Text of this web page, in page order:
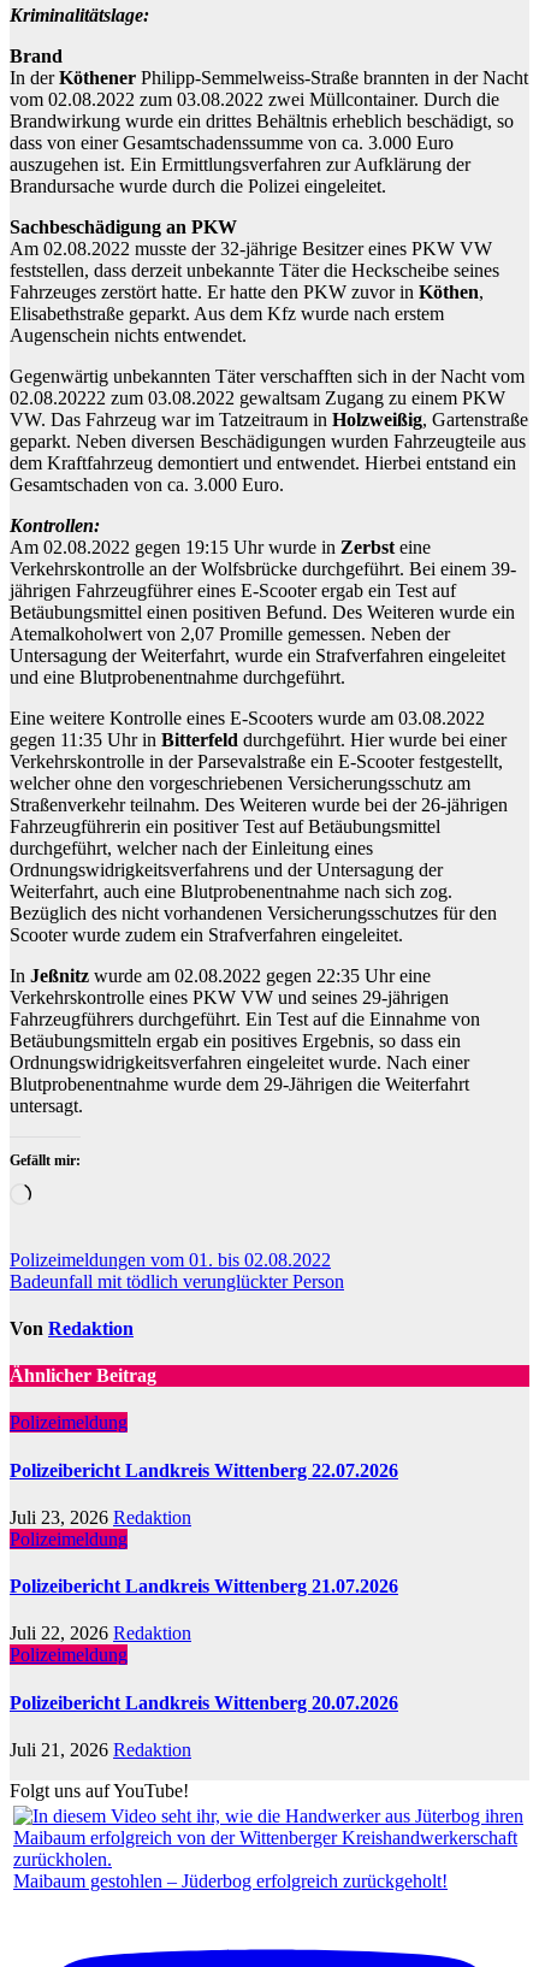
Kriminalitätslage:
Brand
In derKöthener Philipp-Semmelweiss-Straße brannten in der Nacht
vom 02.08.2022 zum 03.08.2022 zwei Müllcontainer. Durch die
Brandwirkung wurde ein drittes Behältnis erheblich beschädigt, so
dass von einer Gesamtschadenssumme von ca. 3.000 Euro
auszugehen ist. Ein Ermittlungsverfahren zur Aufklärung der
Brandursache wurde durch die Polizei eingeleitet.
Sachbeschädigung an PKW
Am 02.08.2022 musste der 32-jährige Besitzer eines PKW VW
feststellen, dass derzeit unbekannte Täter die Heckscheibe seines
Fahrzeuges zerstört hatte. Er hatte den PKW zuvor in Köthen,
Elisabethstraße geparkt. Aus dem Kfz wurde nach erstem
Augenschein nichts entwendet.
Gegenwärtig unbekannten Täter verschafften sich in der Nacht vom
02.08.20222 zum 03.08.2022 gewaltsam Zugang zu einem PKW
VW. Das Fahrzeug war im Tatzeitraum in Holzweißig, Gartenstraße
geparkt. Neben diversen Beschädigungen wurden Fahrzeugteile aus
dem Kraftfahrzeug demontiert und entwendet. Hierbei entstand ein
Gesamtschaden von ca. 3.000 Euro.
Kontrollen:
Am 02.08.2022 gegen 19:15 Uhr wurde in Zerbst eine
Verkehrskontrolle an der Wolfsbrücke durchgeführt. Bei einem 39-
jährigen Fahrzeugführer eines E-Scooter ergab ein Test auf
Betäubungsmittel einen positiven Befund. Des Weiteren wurde ein
Atemalkoholwert von 2,07 Promille gemessen. Neben der
Untersagung der Weiterfahrt, wurde ein Strafverfahren eingeleitet
und eine Blutprobenentnahme durchgeführt.
Eine weitere Kontrolle eines E-Scooters wurde am 03.08.2022
gegen 11:35 Uhr in Bitterfeld durchgeführt. Hier wurde bei einer
Verkehrskontrolle in der Parsevalstraße ein E-Scooter festgestellt,
welcher ohne den vorgeschriebenen Versicherungsschutz am
Straßenverkehr teilnahm. Des Weiteren wurde bei der 26-jährigen
Fahrzeugführerin ein positiver Test auf Betäubungsmittel
durchgeführt, welcher nach der Einleitung eines
Ordnungswidrigkeitsverfahrens und der Untersagung der
Weiterfahrt, auch eine Blutprobenentnahme nach sich zog.
Bezüglich des nicht vorhandenen Versicherungsschutzes für den
Scooter wurde zudem ein Strafverfahren eingeleitet.
In Jeßnitz wurde am 02.08.2022 gegen 22:35 Uhr eine
Verkehrskontrolle eines PKW VW und seines 29-jährigen
Fahrzeugführers durchgeführt. Ein Test auf die Einnahme von
Betäubungsmitteln ergab ein positives Ergebnis, so dass ein
Ordnungswidrigkeitsverfahren eingeleitet wurde. Nach einer
Blutprobenentnahme wurde dem 29-Jährigen die Weiterfahrt
untersagt.
Gefällt mir:
Wird
Beitragsnavigation
Polizeimeldungen vom 01. bis 02.08.2022
Badeunfall mit tödlich verunglückter Person
Von Redaktion
Ähnlicher Beitrag
Polizeimeldung
Polizeibericht Landkreis Wittenberg 22.07.2026
Juli 23, 2026 Redaktion
Polizeimeldung
Polizeibericht Landkreis Wittenberg 21.07.2026
Juli 22, 2026 Redaktion
Polizeimeldung
Polizeibericht Landkreis Wittenberg 20.07.2026
Juli 21, 2026 Redaktion
Folgt uns auf YouTube!
Maibaum gestohlen – Jüderbog erfolgreich zurückgeholt!